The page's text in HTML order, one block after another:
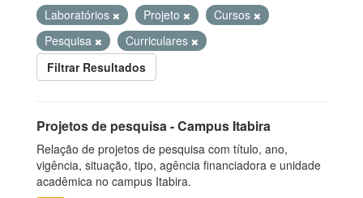
Laboratórios
Projeto
Cursos
Pesquisa
Curriculares
Filtrar Resultados
Projetos de pesquisa - Campus Itabira
Relação de projetos de pesquisa com título, ano,
vigência, situação, tipo, agência financiadora e unidade
acadêmica no campus Itabira.